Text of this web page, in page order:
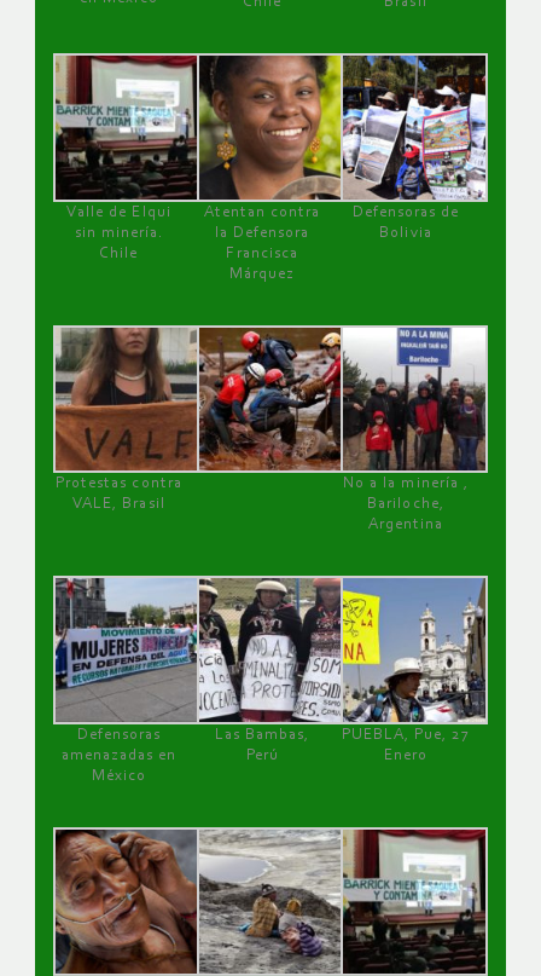
Valle de Elqui
sin minería.
Chile
Atentan contra
la Defensora
Francisca
Márquez
Defensoras de
Bolivia
Protestas contra
VALE, Brasil
No a la minería ,
Bariloche,
Argentina
Defensoras
amenazadas en
México
Las Bambas,
Perú
PUEBLA, Pue, 27
Enero